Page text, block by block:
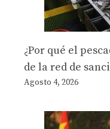
¿Por qué el
de la red de
Agosto 4, 2026